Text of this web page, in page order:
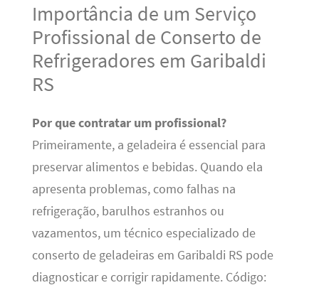
Importância de um Serviço
Profissional de Conserto de
Refrigeradores em Garibaldi
RS
Por que contratar um profissional?
Primeiramente, a geladeira é essencial para
preservar alimentos e bebidas. Quando ela
apresenta problemas, como falhas na
refrigeração, barulhos estranhos ou
vazamentos, um técnico especializado de
conserto de geladeiras em Garibaldi RS pode
diagnosticar e corrigir rapidamente. Código: